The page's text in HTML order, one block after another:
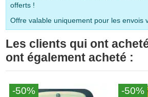
offerts !
Offre valable uniquement pour les envois
Les clients qui ont
ont également acheté :
-50% -50%